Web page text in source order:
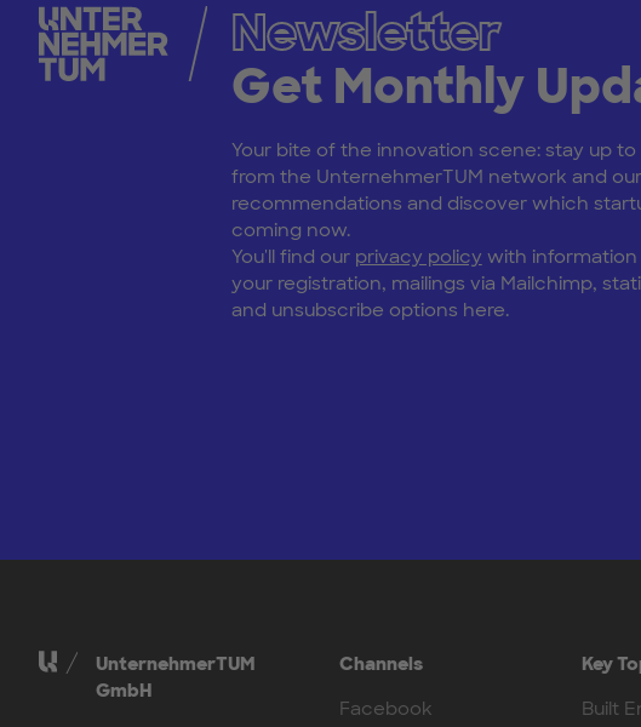
Newsletter
Get Monthly
Your bite of the innovation scene: stay up
from the UnternehmerTUM network and
recommendations and discover which
coming now.
You'll find our privacy policy with information
your registration, mailings via Mailchimp,
and unsubscribe options here.
UnternehmerTUM
GmbH
Channels
Facebook
Key
Built